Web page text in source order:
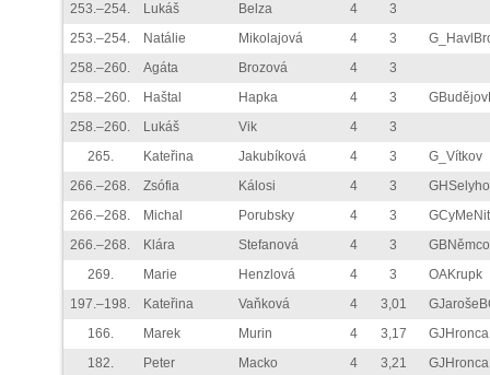
253.–254.
Lukáš Belza 4
3
253.–254.
Natálie Mikolajová 4 3
258.–260.
Agáta Brozová 4
3
258.–260.
Haštal Hapka 4 3
258.–260.
Lukáš Vik 4
3
265.
Kateřina Jakubíková 4 3
G_Vítkov
266.–268.
Zsófia Kálosi 4 3
266.–268.
Michal Porubsky 4 3
266.–268.
Klára Stefanová 4 3
269.
Marie Henzlová 4 3
OAKrupk
197.–198.
Kateřina Vaňková 4 3,01
166.
Marek Murin 4 3,17
182.
Peter Macko 4 3,21